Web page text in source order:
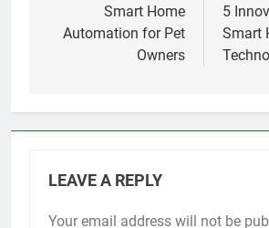
navigation
Smart Home
Automation for Pet
Owners
5
Smart
LEAVE A REPLY
Your email address will not be